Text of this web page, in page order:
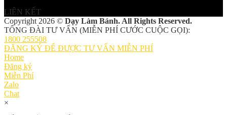
LIÊN KẾT
Copyright 2026 © Dạy Làm Bánh. All Rights Reserved.
TỔNG ĐÀI TƯ VẤN (MIỄN PHÍ CƯỚC CUỘC GỌI):
1800 255508
ĐĂNG KÝ ĐỂ ĐƯỢC TƯ VẤN MIỄN PHÍ
Home
Đăng ký
Miễn Phí
Zalo
Chat
×